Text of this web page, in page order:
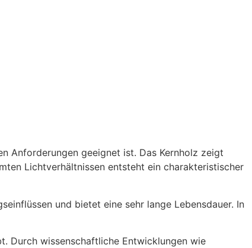
Anforderungen geeignet ist. Das Kernholz zeigt
Lichtverhältnissen entsteht ein charakteristischer
und bietet eine sehr lange Lebensdauer. In
Durch wissenschaftliche Entwicklungen wie